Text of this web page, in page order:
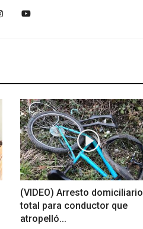
(VIDEO) Arresto domiciliario
total para conductor que
atropelló...